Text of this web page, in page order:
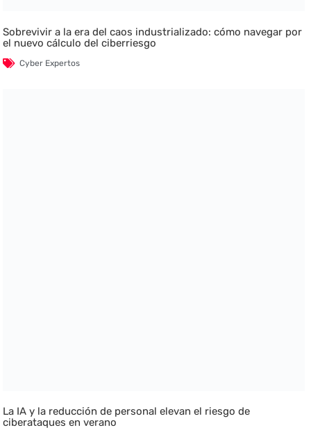
Sobrevivir a la era del caos industrializado: cómo navegar por
el nuevo cálculo del ciberriesgo
Cyber Expertos
La IA y la reducción de personal elevan el riesgo de
ciberataques en verano